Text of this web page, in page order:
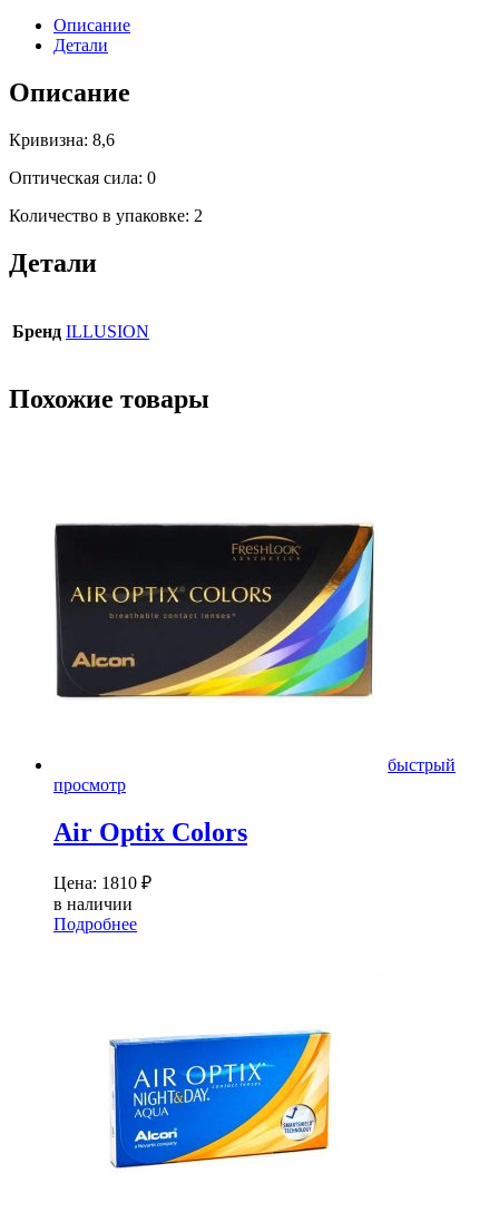
Описание
Детали
Описание
Кривизна: 8,6
Оптическая сила: 0
Количество в упаковке: 2
Детали
Бренд ILLUSION
Похожие товары
быстрый
просмотр
Air Optix Colors
Цена: 1810 ₽
в наличии
Подробнее